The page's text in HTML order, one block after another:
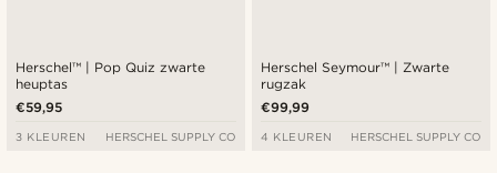
Herschel™ | Pop Quiz zwarte
heuptas
€59,95
3 KLEUREN HERSCHEL SUPPLY CO
Herschel Seymour™ | Zwarte
rugzak
€99,99
4 KLEUREN HERSCHEL SUPPLY CO